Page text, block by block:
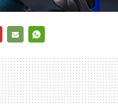
MAIL